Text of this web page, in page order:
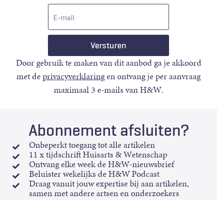
Door gebruik te maken van dit aanbod ga je akkoord
met deprivacyverklaringen ontvang je per aanvraag
maximaal 3 e-mails van H&W.
Abonnement afsluiten?
Onbeperkt toegang tot alle artikelen
11 x tijdschrift Huisarts & Wetenschap
Ontvang elke week de H&W-nieuwsbrief
Beluister wekelijks de H&W Podcast
Draag vanuit jouw expertise bij aan artikelen,
samen met andere artsen en onderzoekers